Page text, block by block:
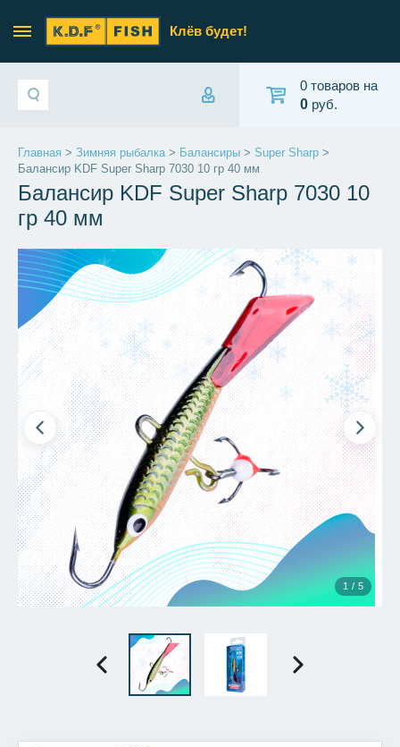
Клёв будет!
0 товаров на
0 руб.
Главная > Зимняя рыбалка> Балансиры > Super Sharp >
Балансир KDF Super Sharp 7030 10 гр 40 мм
Балансир KDF Super Sharp 7030 10
гр 40 мм
1 / 5